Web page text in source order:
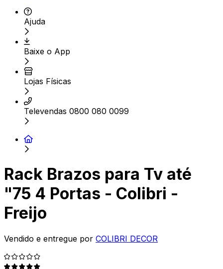
Ajuda
Baixe o App
Lojas Físicas
Televendas 0800 080 0099
Rack Brazos para Tv até
"75 4 Portas - Colibri -
Freijo
Vendido e entregue por COLIBRI DECOR